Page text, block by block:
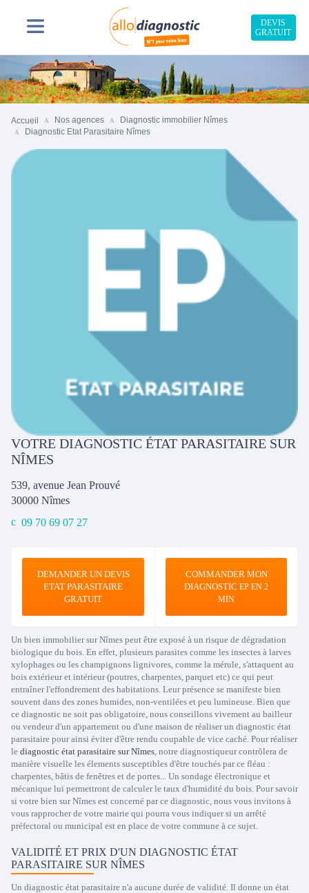
DEVIS
GRATUIT
Accueil Nos agences
Diagnostic immobilier Nîmes
Diagnostic Etat Parasitaire Nîmes
VOTRE DIAGNOSTIC ÉTAT PARASITAIRE SUR
NÎMES
539, avenue Jean Prouvé
30000 Nîmes
09 70 69 07 27
DEMANDER UN DEVIS
ETAT PARASITAIRE
GRATUIT
COMMANDER MON
DIAGNOSTIC EP EN 2
MIN
Un bien immobilier sur Nîmes peut être exposé à un risque de dégradation
biologique du bois. En effet, plusieurs parasites comme les insectes à larves
xylophages ou les champignons lignivores, comme la mérule, s'attaquent au
bois extérieur et intérieur (poutres, charpentes, parquet etc) ce qui peut
entraîner l'effondrement des habitations. Leur présence se manifeste bien
souvent dans des zones humides, non-ventilées et peu lumineuse. Bien que
ce diagnostic ne soit pas obligatoire, nous conseillons vivement au bailleur
ou vendeur d'un appartement ou d'une maison de réaliser un diagnostic état
parasitaire pour ainsi éviter d'être rendu coupable de vice caché. Pour réaliser
le diagnostic état parasitaire sur Nîmes, notre diagnostiqueur contrôlera de
manière visuelle les élements susceptibles d'être touchés par ce fléau :
charpentes, bâtis de fenêtres et de portes... Un sondage électronique et
mécanique lui permettront de calculer le taux d'humidité du bois. Pour savoir
si votre bien sur Nîmes est concerné par ce diagnostic, nous vous invitons à
vous rapprocher de votre mairie qui pourra vous indiquer si un arrêté
préfectoral ou municipal est en place de votre commune à ce sujet.
VALIDITÉ ET PRIX D'UN DIAGNOSTIC ÉTAT
PARASITAIRE SUR NÎMES
Un diagnostic état parasitaire n'a aucune durée de validité. Il donne un état